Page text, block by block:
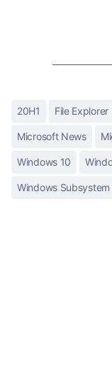
20H1 File Explorer
Microsoft News
Windows 10
Windows